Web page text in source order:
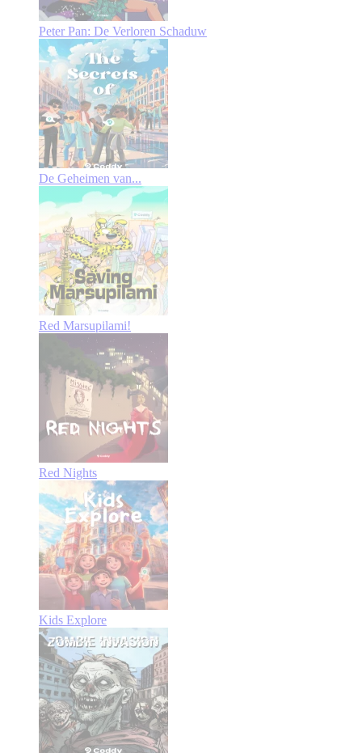
Peter Pan: De Verloren Schaduw
De Geheimen van...
Red Marsupilami!
Red Nights
Kids Explore